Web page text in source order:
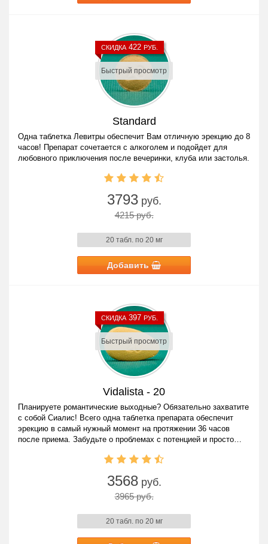
Быстрый просмотр
СКИДКА422 РУБ.
Standard
Одна таблетка Левитры обеспечит Вам отличную эрекцию до 8
часов! Препарат сочетается с алкоголем и подойдет для
любовного приключения после вечеринки, клуба или застолья.
3793руб.
4215 руб.
20 табл. по 20 мг
Добавить
Быстрый просмотр
СКИДКА397 РУБ.
Vidalista - 20
Планируете романтические выходные? Обязательно захватите
с собой Сиалис! Всего одна таблетка препарата обеспечит
эрекцию в самый нужный момент на протяжении 36 часов
после приема. Забудьте о проблемах с потенцией и просто
3568руб.
3965 руб.
20 табл. по 20 мг